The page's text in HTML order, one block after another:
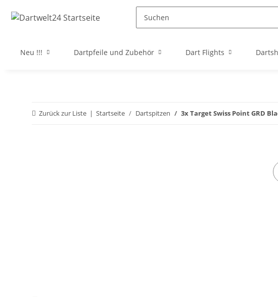
Neu !!! Dartpfeile und Zubehör Dart Flights
Zurück zur Liste Startseite Dartspitzen 3x Target Swiss Point GRD